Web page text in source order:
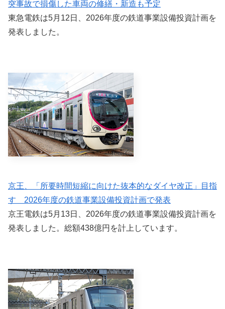
突事故で損傷した車両の修繕・新造も予定
東急電鉄は5月12日、2026年度の鉄道事業設備投資計画を
発表しました。
京王、「所要時間短縮に向けた抜本的なダイヤ改正」目指
す 2026年度の鉄道事業設備投資計画で発表
京王電鉄は5月13日、2026年度の鉄道事業設備投資計画を
発表しました。総額438億円を計上しています。